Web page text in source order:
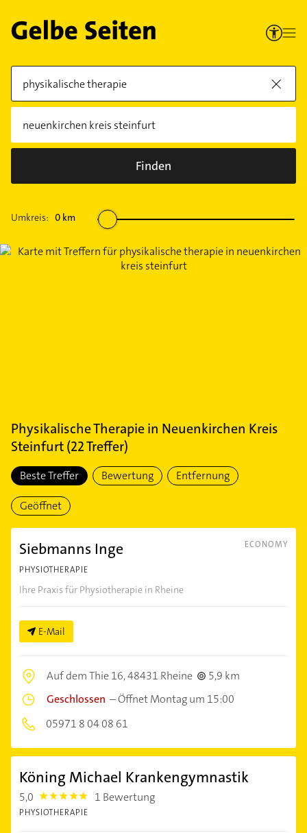
Finden
Umkreis: 0 km
Physikalische Therapiein Neuenkirchen Kreis
Steinfurt(22Treffer)
Beste Treffer Bewertung Entfernung
Geöffnet
ECONOMY
Siebmanns Inge
PHYSIOTHERAPIE
Ihre Praxis für Physiotherapie in Rheine
E-Mail
Auf dem Thie 16,48431 Rheine
5,9 km
Geschlossen –Öffnet Montag um 15:00
05971 8 04 08 61
Köning Michael Krankengymnastik
5,0 5.0 1 Bewertung
PHYSIOTHERAPIE